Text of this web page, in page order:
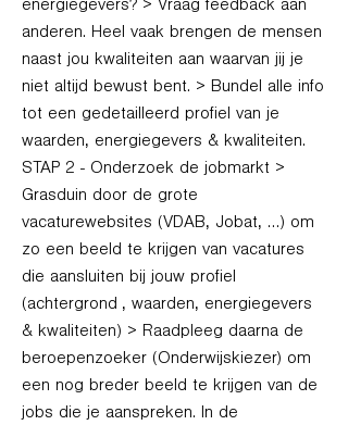
energiegevers? > Vraag feedback aan
anderen. Heel vaak brengen de mensen
naast jou kwaliteiten aan waarvan jij je
niet altijd bewust bent. > Bundel alle info
tot een gedetailleerd profiel van je
waarden, energiegevers & kwaliteiten.
STAP 2 - Onderzoek de jobmarkt >
Grasduin door de grote
vacaturewebsites (VDAB, Jobat, …) om
zo een beeld te krijgen van vacatures
die aansluiten bij jouw profiel
(achtergrond , waarden, energiegevers
& kwaliteiten) > Raadpleeg daarna de
beroepenzoeker (Onderwijskiezer) om
een nog breder beeld te krijgen van de
jobs die je aanspreken. In de